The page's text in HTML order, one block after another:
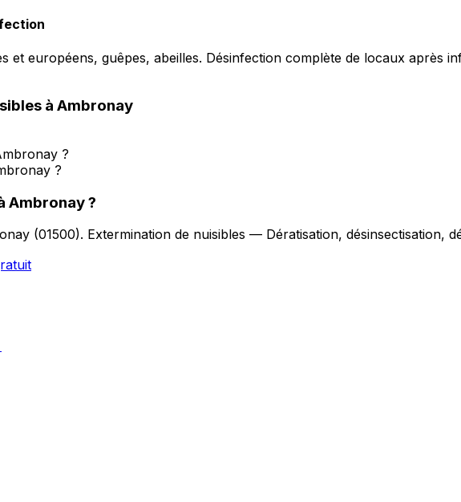
et européens, guêpes, abeilles. Désinfection complète de locaux après
à Ambronay
?
?
Ambronay?
(01500). Extermination de nuisibles — Dératisation, désinsectisation,